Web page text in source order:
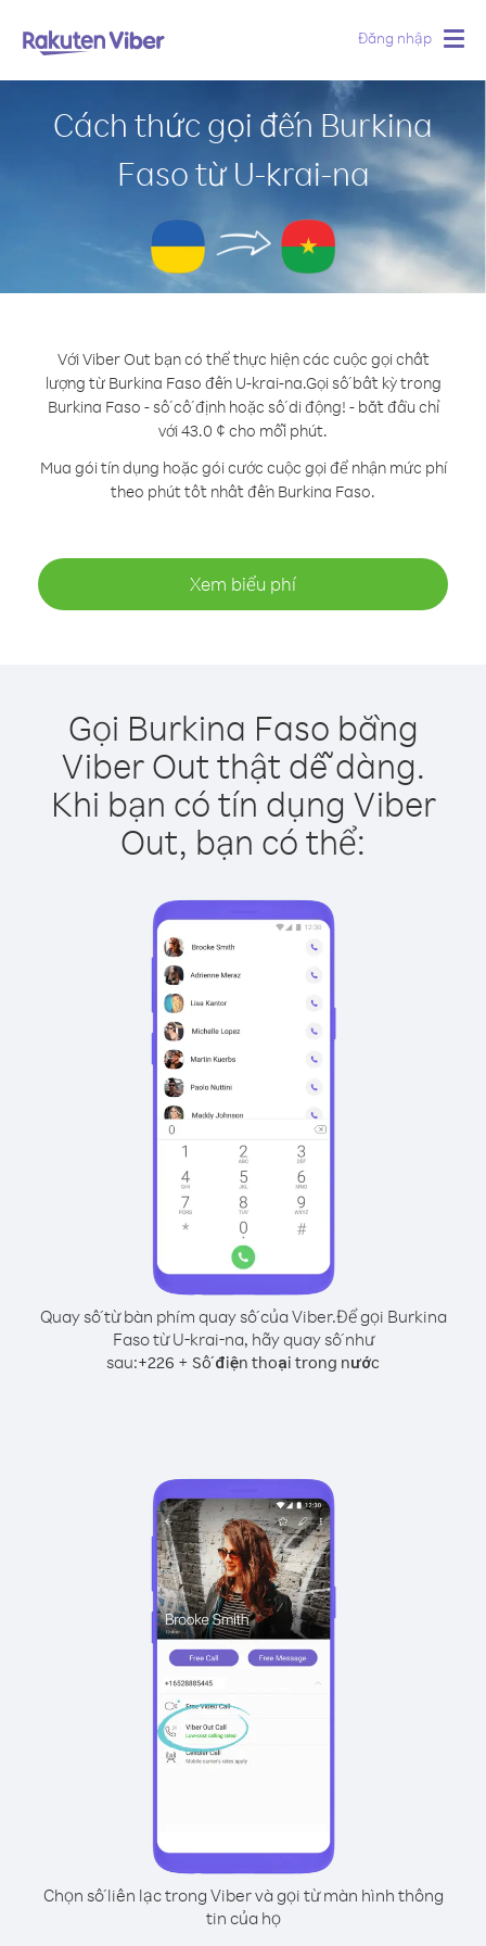
Đăng nhập
Cách thức gọi đến Burkina
Faso từ U-krai-na
Với Viber Out bạn có thể thực hiện các cuộc gọi chất
lượng từ Burkina Faso đến U-krai-na.Gọi số bất kỳ trong
Burkina Faso - số cố định hoặc số di động! - bắt đầu chỉ
với 43.0 ¢ cho mỗi phút.
Mua gói tín dụng hoặc gói cước cuộc gọi để nhận mức phí
theo phút tốt nhất đến Burkina Faso.
Xem biểu phí
Gọi Burkina Faso bằng
Viber Out thật dễ dàng.
Khi bạn có tín dụng Viber
Out, bạn có thể:
Quay số từ bàn phím quay số của Viber.Để gọi Burkina
Faso từ U-krai-na, hãy quay số như
sau:+226 + Số điện thoại trong nước
Chọn số liên lạc trong Viber và gọi từ màn hình thông
tin của họ